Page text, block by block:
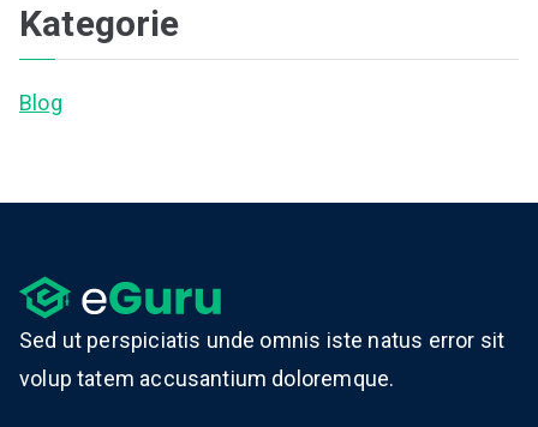
Kategorie
Blog
Sed ut perspiciatis unde omnis iste natus error sit
volup tatem accusantium doloremque.